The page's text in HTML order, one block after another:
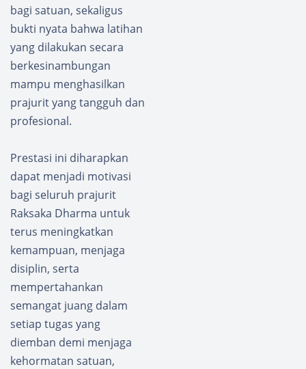
bagi satuan, sekaligus
bukti nyata bahwa latihan
yang dilakukan secara
berkesinambungan
mampu menghasilkan
prajurit yang tangguh dan
profesional.
Prestasi ini diharapkan
dapat menjadi motivasi
bagi seluruh prajurit
Raksaka Dharma untuk
terus meningkatkan
kemampuan, menjaga
disiplin, serta
mempertahankan
semangat juang dalam
setiap tugas yang
diemban demi menjaga
kehormatan satuan,